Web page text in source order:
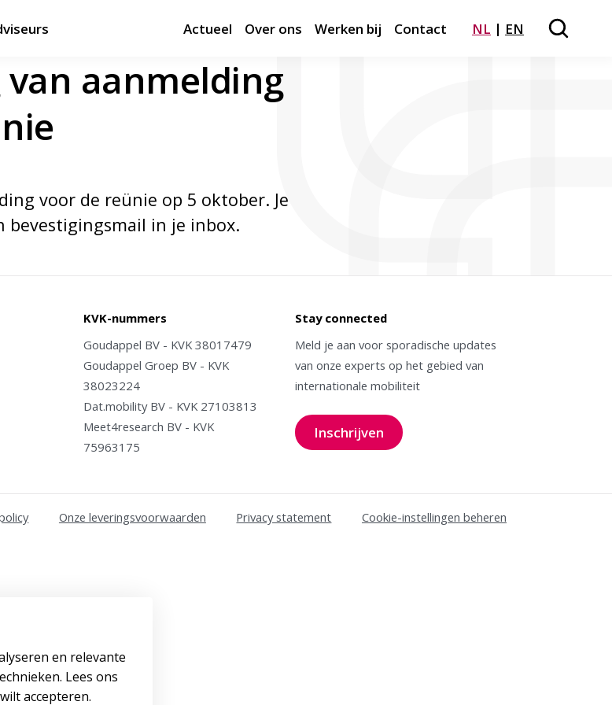
en relevante
Lees ons
accepteren.
Zoeken
Actueel Over ons Werken bij Contact NL EN
van aanmelding
voor de reünie op 5 oktober. Je
bevestigingsmail in je inbox.
KVK-nummers
Goudappel BV - KVK 38017479
Goudappel Groep BV - KVK
38023224
Dat.mobility BV - KVK 27103813
Meet4research BV - KVK
75963175
Stay connected
Meld je aan voor sporadische updates
van onze experts op het gebied van
internationale mobiliteit
Inschrijvenvoor onze nieuwsbrief
Onze leveringsvoorwaarden Privacy statement Cookie-instellingen beheren